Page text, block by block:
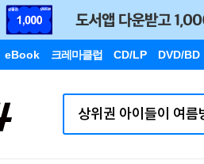
eBook 크레마클럽 CD/LP DVD/BD